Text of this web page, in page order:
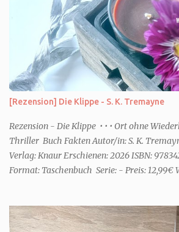
Urlaub Entspannung und Wellness. Falls ihr
uns doch herausfinden, welcher Duschtyp
GENIESSER Egal, ob Strand oder
gutes Essen, ein guter Wein oder Cocktail,
dazu. Ihr liebt es Sonnenuntergänge zu
einfach jeden Moment. Dann seid ihr wie
Hier empfehle ich tatsächlich Düfte die zur
ihr dann bessere entspannen könnt. Zum
einem frisch-fruchtigen Duft, wie die Kneipp
“ Sommer Flirt ...
[Rezension] Die Klippe - S. K. Tremayne
Rezension - Die Klippe • • • Ort ohne
Thriller Buch Fakten Autor/in: S. K.
Verlag: Knaur Erschienen: 2026 ISBN:
Format: Taschenbuch Serie: - Preis: 12,99€
was wirklich passierte, denn beide Kinder
gegenseitig. Sie zieht in das Haus und muss